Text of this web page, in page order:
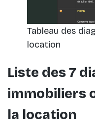
Tableau des
location
Liste des 7
immobiliers
la location